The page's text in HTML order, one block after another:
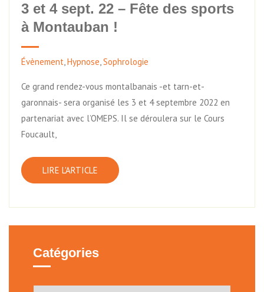
3 et 4 sept. 22 – Fête des sports
à Montauban !
Évènement,Hypnose,Sophrologie
Ce grand rendez-vous montalbanais -et tarn-et-
garonnais- sera organisé les 3 et 4 septembre 2022 en
partenariat avec l’OMEPS. Il se déroulera sur le Cours
Foucault,
LIRE L'ARTICLE
Catégories